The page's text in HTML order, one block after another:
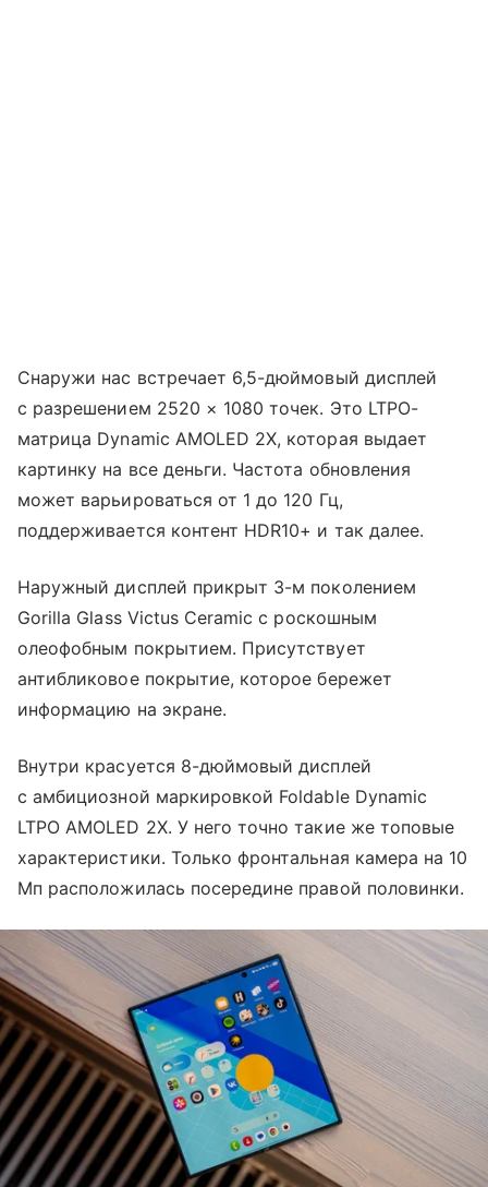
Снаружи нас встречает 6,5-дюймовый дисплей
с разрешением 2520 × 1080 точек. Это LTPO-
матрица Dynamic AMOLED 2X, которая выдает
картинку на все деньги. Частота обновления
может варьироваться от 1 до 120 Гц,
поддерживается контент HDR10+ и так далее.
Наружный дисплей прикрыт 3-м поколением
Gorilla Glass Victus Ceramic с роскошным
олеофобным покрытием. Присутствует
антибликовое покрытие, которое бережет
информацию на экране.
Внутри красуется 8-дюймовый дисплей
с амбициозной маркировкой Foldable Dynamic
LTPO AMOLED 2X. У него точно такие же топовые
характеристики. Только фронтальная камера на 10
Мп расположилась посередине правой половинки.